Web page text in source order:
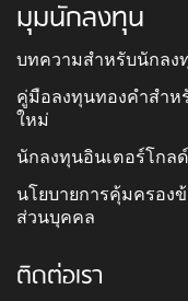
มุมนักลงทุน
บทความสำหรับนักลง
คู่มือลงทุนทองคำสำห
ใหม่
นักลงทุนอินเตอร์โกลด์
นโยบายการคุ้มครอง
ส่วนบุคคล
ติดต่อเรา